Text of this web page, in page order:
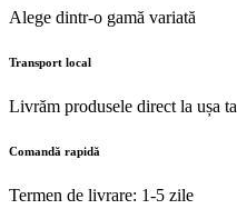
Alege dintr-o gamă variată
Transport local
Livrăm produsele direct la ușa ta
Comandă rapidă
Termen de livrare: 1-5 zile